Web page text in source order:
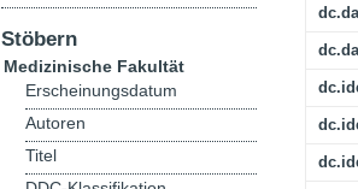
Stöbern
Medizinische Fakultät
Erscheinungsdatum
Autoren
Titel